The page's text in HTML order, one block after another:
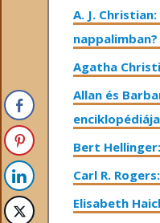
A. J.
nappalimban?
Agatha
Allan és
enciklopédiája
Bert
Carl R.
Elisabeth